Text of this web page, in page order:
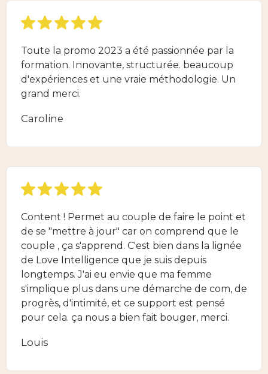
Toute la promo 2023 a été passionnée par la
formation. Innovante, structurée. beaucoup
d'expériences et une vraie méthodologie. Un
grand merci.
Caroline
Content ! Permet au couple de faire le point et
de se "mettre à jour" car on comprend que le
couple , ça s'apprend. C'est bien dans la lignée
de Love Intelligence que je suis depuis
longtemps. J'ai eu envie que ma femme
s'implique plus dans une démarche de com, de
progrès, d'intimité, et ce support est pensé
pour cela. ça nous a bien fait bouger, merci.
Louis